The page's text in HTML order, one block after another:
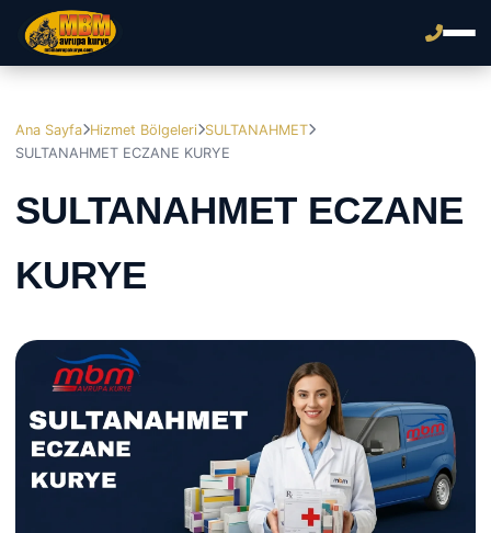
Ana Sayfa Hizmet Bölgeleri SULTANAHMET
SULTANAHMET ECZANE KURYE
SULTANAHMET ECZANE
KURYE